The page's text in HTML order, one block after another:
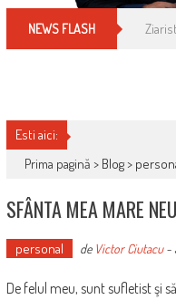
NEWS FLASH Cum
Esti aici:
Prima pagină > Blog>
SFÂNTA MEA MARE
personal de Victor Ciutacu-
De felul meu, sunt sufletist şi